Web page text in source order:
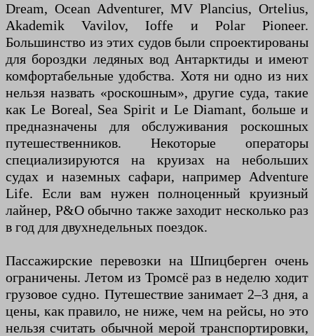
Dream, Ocean Adventurer, MV Plancius, Ortelius,
Akademik Vavilov, Ioffe и Polar Pioneer.
Большинство из этих судов были спроектированы
для бороздки ледяных вод Антарктиды и имеют
комфортабельные удобства. Хотя ни одно из них
нельзя назвать «роскошным», другие суда, такие
как Le Boreal, Sea Spirit и Le Diamant, больше и
предназначены для обслуживания роскошных
путешественников. Некоторые операторы
специализируются на круизах на небольших
судах и наземных сафари, например Adventure
Life. Если вам нужен полноценный круизный
лайнер, P&O обычно также заходит несколько раз
в год для двухнедельных поездок.
Пассажирские перевозки на Шпицберген очень
ограничены. Летом из Тромсё раз в неделю ходит
грузовое судно. Путешествие занимает 2–3 дня, а
цены, как правило, не ниже, чем на рейсы, но это
нельзя считать обычной мерой транспортировки,